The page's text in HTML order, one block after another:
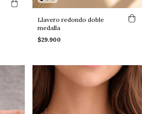
Llavero redondo doble
medalla
$29.900